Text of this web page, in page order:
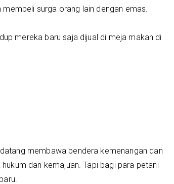
surga orang lain dengan emas.
mereka baru saja dijual di meja makan di
membawa bendera kemenangan dan
dan kemajuan. Tapi bagi para petani